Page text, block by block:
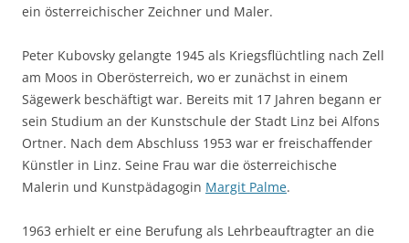
ein österreichischer Zeichner und Maler.
Peter Kubovsky gelangte 1945 als Kriegsflüchtling nach Zell
am Moos in Oberösterreich, wo er zunächst in einem
Sägewerk beschäftigt war. Bereits mit 17 Jahren begann er
sein Studium an der Kunstschule der Stadt Linz bei Alfons
Ortner. Nach dem Abschluss 1953 war er freischaffender
Künstler in Linz. Seine Frau war die österreichische
Malerin und Kunstpädagogin Margit Palme.
1963 erhielt er eine Berufung als Lehrbeauftragter an die